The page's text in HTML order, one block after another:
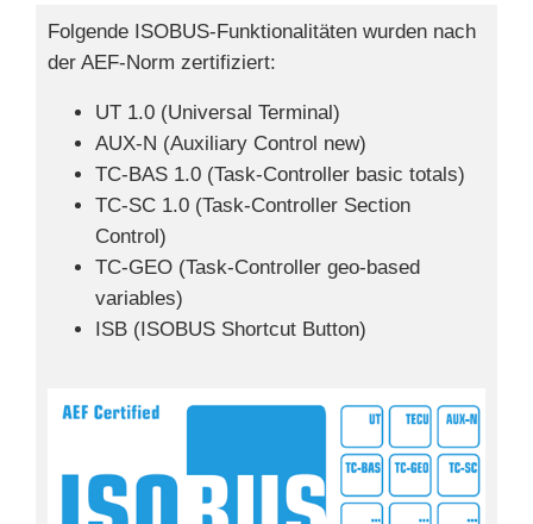
Folgende ISOBUS-Funktionalitäten wurden nach
der AEF-Norm zertifiziert:
UT 1.0 (Universal Terminal)
AUX-N (Auxiliary Control new)
TC-BAS 1.0 (Task-Controller basic totals)
TC-SC 1.0 (Task-Controller Section
Control)
TC-GEO (Task-Controller geo-based
variables)
ISB (ISOBUS Shortcut Button)